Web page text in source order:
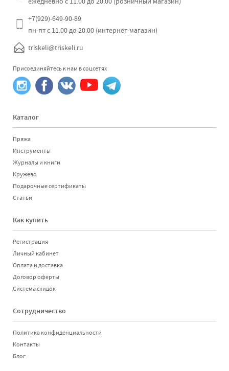
+7(929)-649-90-89
пн-пт с 11.00 до 20.00 (интернет-магазин)
triskeli@triskeli.ru
Присоединяйтесь к нам в соцсетях
Каталог
Пряжа
Инструменты
Журналы и книги
Кружево
Подарочные сертификаты
Статьи
Как купить
Регистрация
Личный кабинет
Оплата и доставка
Договор оферты
Система скидок
Сотрудничество
Политика конфиденциальности
Контакты
Блог